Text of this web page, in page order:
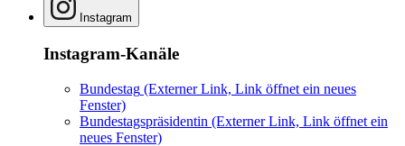
Instagram
Instagram-Kanäle
Bundestag (Externer Link, Link öffnet ein neues
Fenster)
Bundestagspräsidentin (Externer Link, Link öffnet ein
neues Fenster)